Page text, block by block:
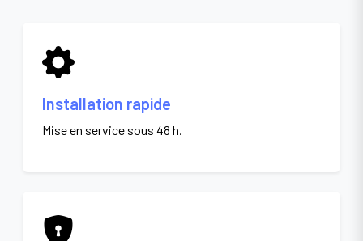
Installation rapide
Mise en service sous 48 h.